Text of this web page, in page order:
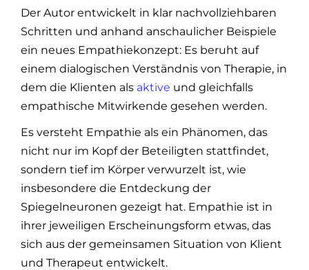
Der Autor entwickelt in klar nachvollziehbaren
Schritten und anhand anschaulicher Beispiele
ein neues Empathiekonzept: Es beruht auf
einem dialogischen Verständnis von Therapie, in
dem die Klienten als aktive und gleichfalls
empathische Mitwirkende gesehen werden.
Es versteht Empathie als ein Phänomen, das
nicht nur im Kopf der Beteiligten stattfindet,
sondern tief im Körper verwurzelt ist, wie
insbesondere die Entdeckung der
Spiegelneuronen gezeigt hat. Empathie ist in
ihrer jeweiligen Erscheinungsform etwas, das
sich aus der gemeinsamen Situation von Klient
und Therapeut entwickelt.